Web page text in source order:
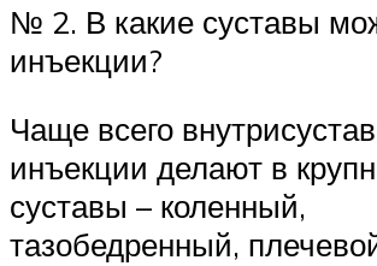
№ 2. В какие суставы
инъекции?
Чаще всего
инъекции делают в
суставы – коленный,
тазобедренный,